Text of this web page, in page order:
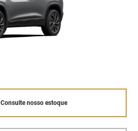
Consulte nosso estoque